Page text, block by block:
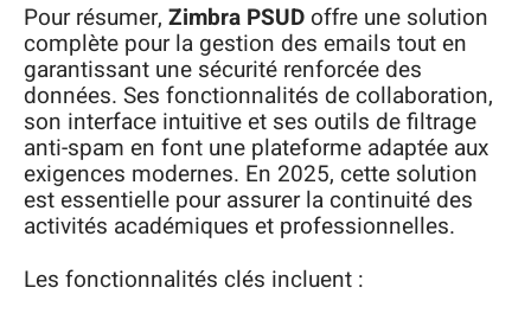
Pour résumer, Zimbra PSUD offre une solution
complète pour la gestion des emails tout en
garantissant une sécurité renforcée des
données. Ses fonctionnalités de collaboration,
son interface intuitive et ses outils de filtrage
anti-spam en font une plateforme adaptée aux
exigences modernes. En 2025, cette solution
est essentielle pour assurer la continuité des
activités académiques et professionnelles.
Les fonctionnalités clés incluent :